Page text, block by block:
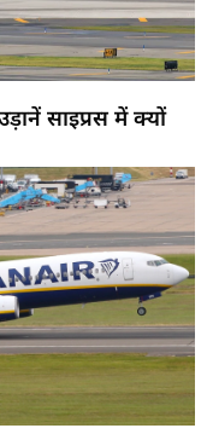
साइप्रस में क्यों